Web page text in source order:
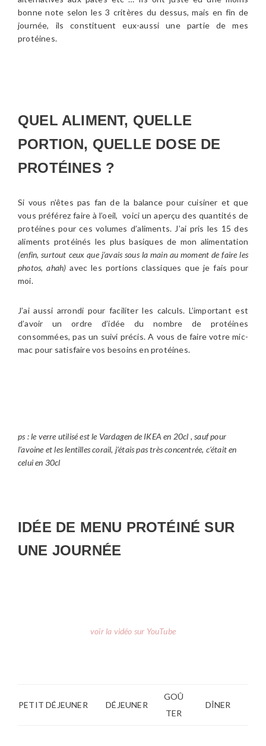
bonne note selon les 3 critères du dessus, mais en fin de
journée, ils constituent eux-aussi une partie de mes
protéines.
QUEL ALIMENT, QUELLE
PORTION, QUELLE DOSE DE
PROTÉINES ?
Si vous n’êtes pas fan de la balance pour cuisiner et que
vous préférez faire à l’oeil, voici un aperçu des quantités de
protéines pour ces volumes d’aliments. J’ai pris les 15 des
aliments protéinés les plus basiques de mon alimentation
(enfin, surtout ceux que j’avais sous la main au moment de faire les
photos, ahah) avec les portions classiques que je fais pour
moi.
J’ai aussi arrondi pour faciliter les calculs. L’important est
d’avoir un ordre d’idée du nombre de protéines
consommées, pas un suivi précis. A vous de faire votre mic-
mac pour satisfaire vos besoins en protéines.
ps : le verre utilisé est le Vardagen de IKEA en 20cl , sauf pour
l’avoine et les lentilles corail, j’étais pas très concentrée, c’était en
celui en 30cl
IDÉE DE MENU PROTÉINÉ SUR
UNE JOURNÉE
voir la vidéo sur YouTube
PETIT DÉJEUNER DÉJEUNER
GOÛ
TER
DÎNER